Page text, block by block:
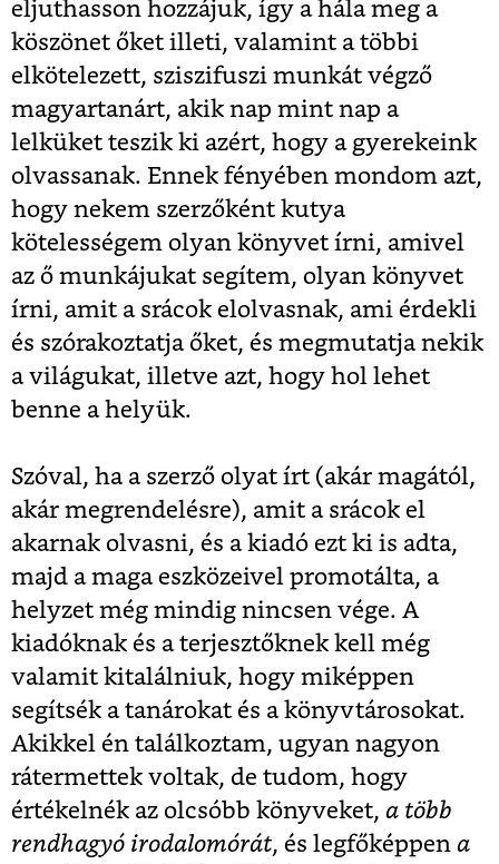
eljuthasson hozzájuk, így a hála meg a
köszönet őket illeti, valamint a többi
elkötelezett, sziszifuszi munkát végző
magyartanárt, akik nap mint nap a
lelküket teszik ki azért, hogy a gyerekeink
olvassanak. Ennek fényében mondom azt,
hogy nekem szerzőként kutya
kötelességem olyan könyvet írni, amivel
az ő munkájukat segítem, olyan könyvet
írni, amit a srácok elolvasnak, ami érdekli
és szórakoztatja őket, és megmutatja nekik
a világukat, illetve azt, hogy hol lehet
benne a helyük.
Szóval, ha a szerző olyat írt (akár magától,
akár megrendelésre), amit a srácok el
akarnak olvasni, és a kiadó ezt ki is adta,
majd a maga eszközeivel promotálta, a
helyzet még mindig nincsen vége. A
kiadóknak és a terjesztőknek kell még
valamit kitalálniuk, hogy miképpen
segítsék a tanárokat és a könyvtárosokat.
Akikkel én találkoztam, ugyan nagyon
rátermettek voltak, de tudom, hogy
értékelnék az olcsóbb könyveket, a több
rendhagyó irodalomórát, és legfőképpen a